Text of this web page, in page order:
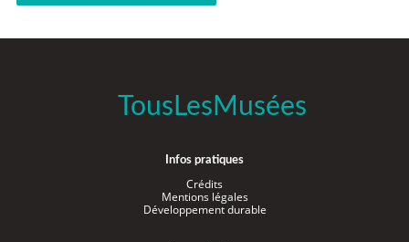
TousLesMusées
Infos pratiques
Crédits
Mentions légales
Développement durable